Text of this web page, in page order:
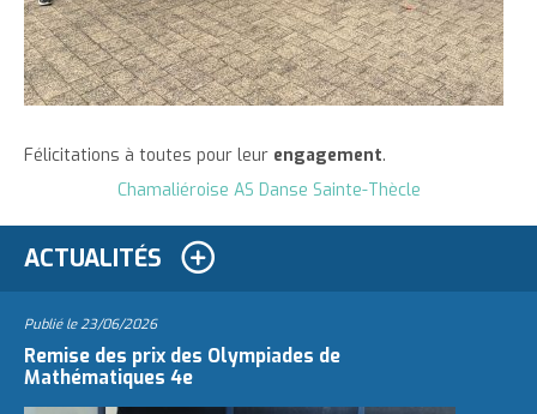
Félicitations à toutes pour leur engagement.
Chamaliéroise AS Danse Sainte-Thècle
ACTUALITÉS
Publié le23/06/2026
Remise des prix des Olympiades de
Mathématiques 4e